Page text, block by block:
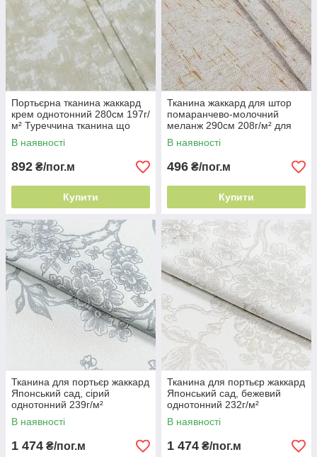
Портьєрна тканина жаккард
крем однотонний 280см 197г/
м² Туреччина тканина що
тримає форму
В наявності
892 ₴/пог.м
Купити
Тканина жаккард для штор
помаранчево-молочний
меланж 290см 208г/м² для
класичних інтер'єрів
В наявності
496 ₴/пог.м
Купити
Тканина для портьєр жаккард
Японський сад, сірий
однотонний 239г/м²
Туреччина зносостійка
портьєра
В наявності
1 474 ₴/пог.м
Тканина для портьєр жаккард
Японський сад, бежевий
однотонний 232г/м²
Туреччина двостороння
портьєра
В наявності
1 474 ₴/пог.м